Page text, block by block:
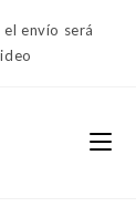
envío será